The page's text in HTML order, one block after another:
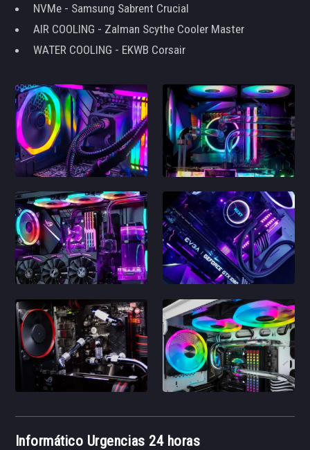
NVMe - Samsung Sabrent Crucial
AIR COOLING - Zalman Scythe Cooler Master
WATER COOLING - EKWB Corsair
Informático Urgencias 24 horas